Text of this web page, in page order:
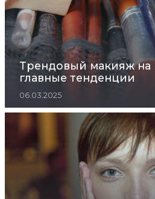
Трендовый макияж на
главные тенденции
06.03.2025